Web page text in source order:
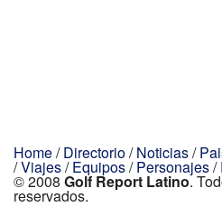
Home/Directorio/Noticias/
/Viajes/Equipos/Personajes/
© 2008 Golf Report Latino.
reservados.